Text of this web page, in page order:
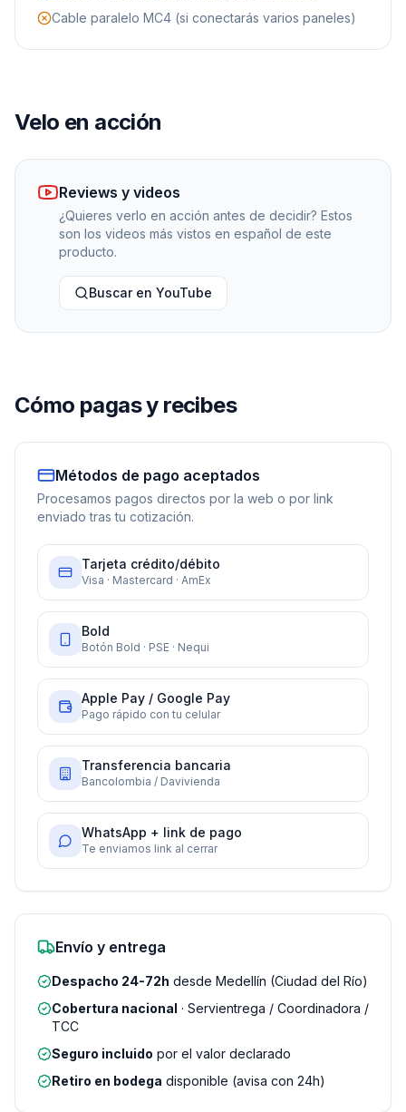
Cable paralelo MC4 (si conectarás varios paneles)
Velo en acción
Reviews y videos
¿Quieres verlo en acción antes de decidir? Estos
son los videos más vistos en español de este
producto.
Buscar en YouTube
Cómo pagas y recibes
Métodos de pago aceptados
Procesamos pagos directos por la web o por link
enviado tras tu cotización.
Tarjeta crédito/débito
Visa · Mastercard · AmEx
Bold
Botón Bold · PSE · Nequi
Apple Pay / Google Pay
Pago rápido con tu celular
Transferencia bancaria
Bancolombia / Davivienda
WhatsApp + link de pago
Te enviamos link al cerrar
Envío y entrega
Despacho 24-72h desde Medellín (Ciudad del Río)
Cobertura nacional · Servientrega / Coordinadora /
TCC
Seguro incluido por el valor declarado
Retiro en bodega disponible (avisa con 24h)